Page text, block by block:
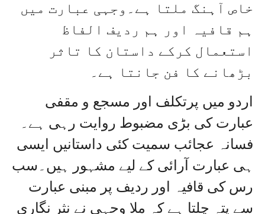
خاص آہنگ ملتا ہے۔وجہی عبارت میں
ہم قافیہ اور ہم ردیف الفاظ
استعمال کرکے داستان کا تاثر
بڑھانے کا فن جانتا ہے۔
اردو میں پرتکلف اور مسجع و مقفی
عبارت کی بڑی مضبوط روایت رہی ہے۔
فسانہ عجائب سمیت کئی داستانیں ایسی
ہی عبارت آرائی کے لیے مشہور ہیں۔سب
رس کی قافیہ اور ردیف پر مبنی عبارت
سے پتہ چلتا ہے کہ ملا وجہی نے نثر نگاری